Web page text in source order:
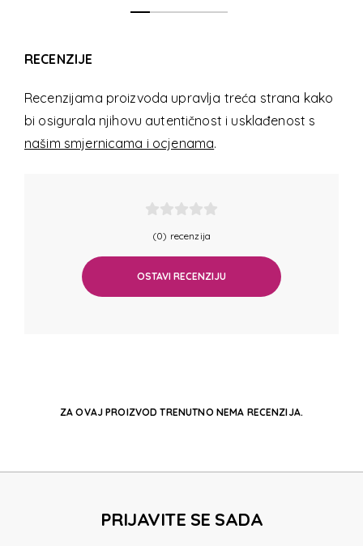
RECENZIJE
Recenzijama proizvoda upravlja treća strana kako
bi osigurala njihovu autentičnost i usklađenost s
našim smjernicama i ocjenama.
(0) recenzija
OSTAVI RECENZIJU
ZA OVAJ PROIZVOD TRENUTNO NEMA RECENZIJA.
PRIJAVITE SE SADA